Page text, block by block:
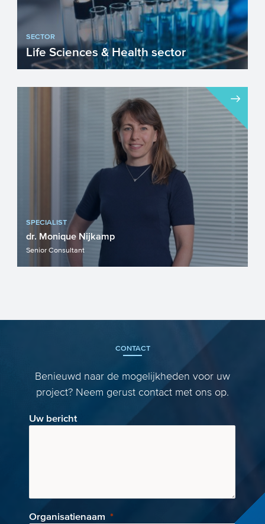
SECTOR
Life Sciences & Health sector
In de Nederlandse gezondheidszorg is
het vanzelfsprekend dat men zich richt op
de persoon en niet op...
SPECIALIST
dr. Monique Nijkamp
Senior Consultant
CONTACT
Benieuwd naar de mogelijkheden voor uw
project? Neem gerust contact met ons op.
Uw bericht
Organisatienaam